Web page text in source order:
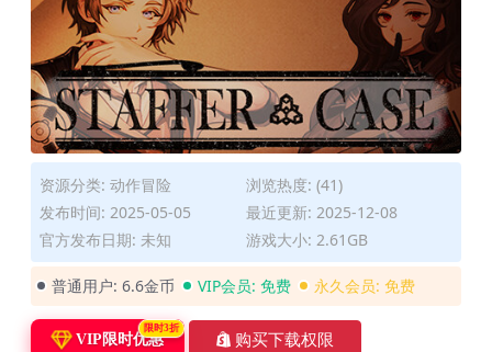
资源分类: 动作冒险
浏览热度: (41)
发布时间: 2025-05-05
最近更新: 2025-12-08
官方发布日期: 未知
游戏大小: 2.61GB
普通用户: 6.6金币 VIP会员: 免费 永久会员: 免费
VIP限时优惠
限时3折
购买下载权限